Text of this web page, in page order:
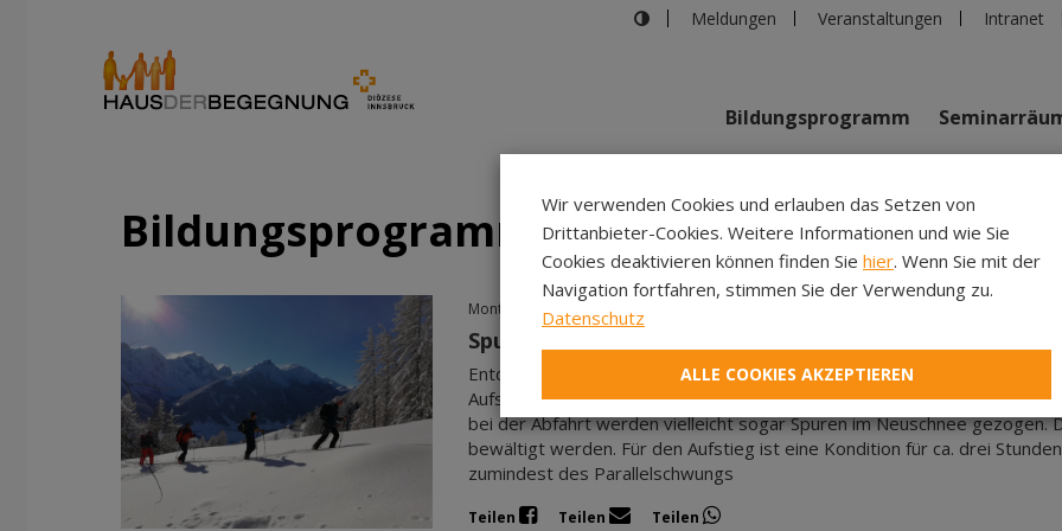
Meldungen Veranstaltungen Intranet
Bildungsprogramm
Bildungsprogramm
Montag, 01.02.2027 | Bildung St. Michael
Spuren im Schnee – Meditative Skitourenwoche
Entdecke mit dem erfahrenen Bergführer Tourenparadiese im Wipptal
Aufstieg sind die Sinne für die wunderbare Natur und den eigenen
bei der Abfahrt werden vielleicht sogar Spuren im Neuschnee gezogen.
bewältigt werden. Für den Aufstieg ist eine Kondition für ca. drei
zumindest des Parallelschwungs
Teilen Teilen Teilen
Wir verwenden Cookies und erlauben das Setzen von
Drittanbieter-Cookies. Weitere Informationen und wie Sie
Cookies deaktivieren können finden Sie hier. Wenn Sie mit der
Navigation fortfahren, stimmen Sie der Verwendung zu.
Datenschutz
ALLE COOKIES AKZEPTIEREN